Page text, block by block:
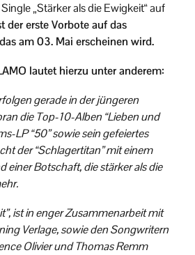
„Stärker als die Ewigkeit“ auf
der erste Vorbote auf das
am 03. Mai erscheinen wird.
lautet hierzu unter anderem:
gerade in der jüngeren
die Top-10-Alben “Lieben und
LP “50” sowie sein gefeiertes
der “Schlagertitan” mit einem
einer Botschaft, die stärker als die
ist in enger Zusammenarbeit mit
Verlage, sowie den Songwritern
Olivier und Thomas Remm